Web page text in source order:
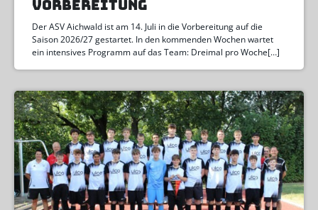
VORBEREITUNG
Der ASV Aichwald ist am 14. Juli in die Vorbereitung auf die
Saison 2026/27 gestartet. In den kommenden Wochen wartet
ein intensives Programm auf das Team: Dreimal pro Woche[…]